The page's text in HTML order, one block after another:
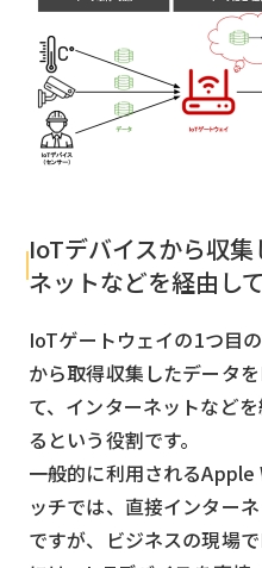
IoTデバイスから収
ネットなどを経由し
IoTゲートウェイの1つ目
から取得収集したデータ
て、インターネットなど
るという役割です。
一般的に利用される
ッチでは、直接インター
ですが、ビジネスの現場